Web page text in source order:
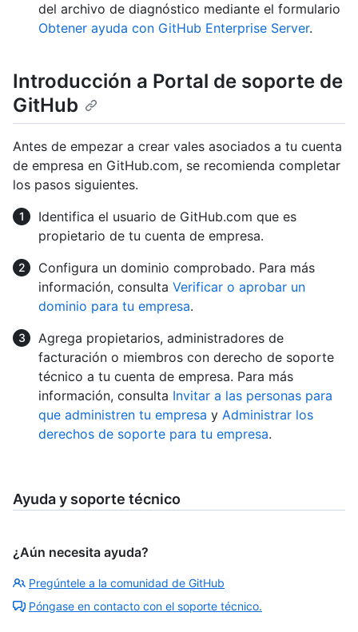
del archivo de diagnóstico mediante el formulario
Obtener ayuda con GitHub Enterprise Server.
Introducción a Portal de soporte de
GitHub
Antes de empezar a crear vales asociados a tu cuenta
de empresa en GitHub.com, se recomienda completar
los pasos siguientes.
Identifica el usuario de GitHub.com que es
propietario de tu cuenta de empresa.
Configura un dominio comprobado. Para más
información, consulta Verificar o aprobar un
dominio para tu empresa.
Agrega propietarios, administradores de
facturación o miembros con derecho de soporte
técnico a tu cuenta de empresa. Para más
información, consulta Invitar a las personas para
que administren tu empresa y Administrar los
derechos de soporte para tu empresa.
Ayuda y soporte técnico
¿Aún necesita ayuda?
Pregúntele a la comunidad de GitHub
Póngase en contacto con el soporte técnico.